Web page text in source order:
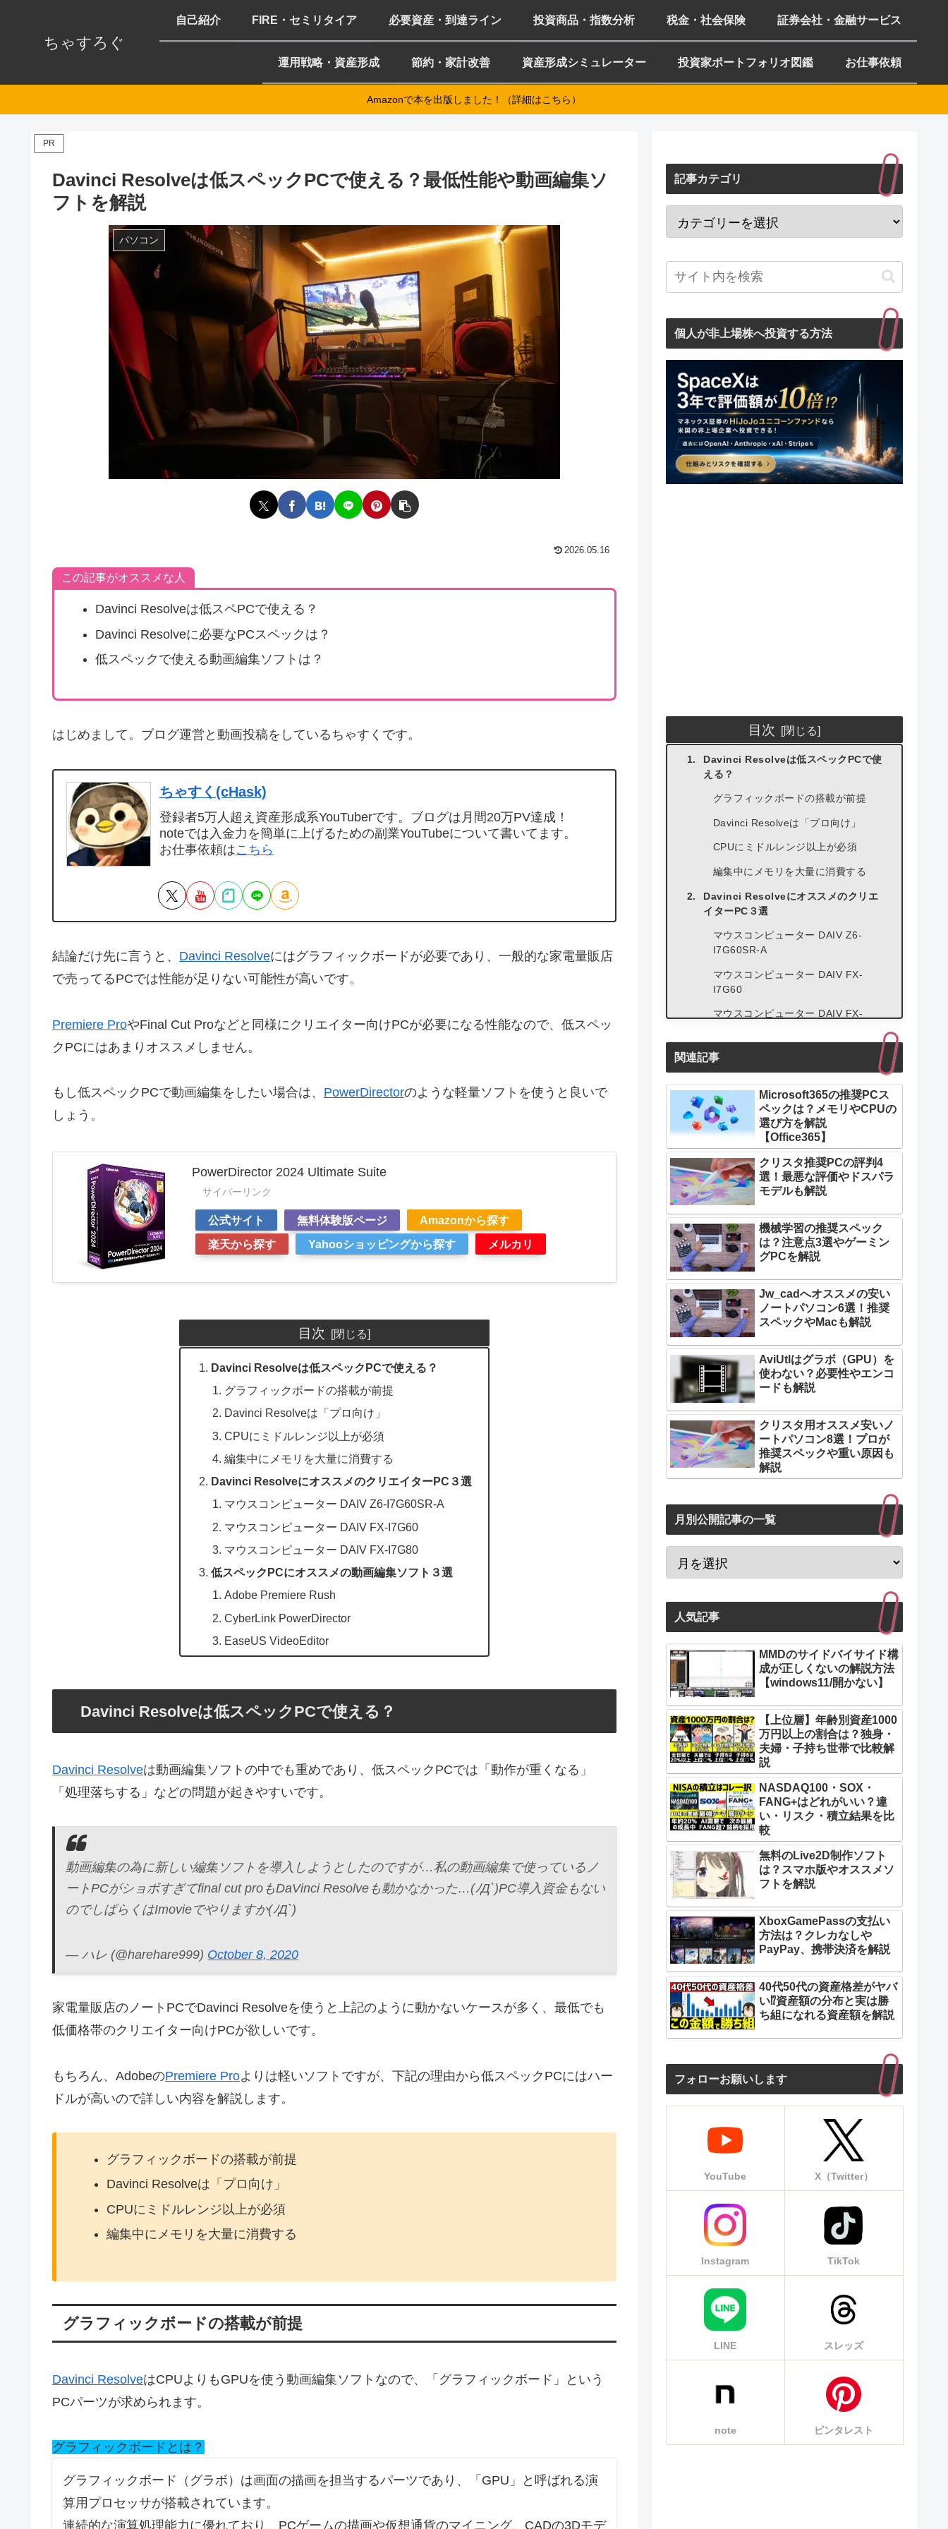
ちゃすろぐ
自己紹介 FIRE・セミリタイア 必要資産・到達ライン 投資商品・指数分析 税金・社会保険 証券会社・金融サービス
運用戦略・資産形成 節約・家計改善 資産形成シミュレーター 投資家ポートフォリオ図鑑 お仕事依頼
Amazonで本を出版しました！（詳細はこちら）
PR
Davinci Resolveは低スペックPCで使える？最低性能や動画編集ソ
フトを解説
パソコン
2026.05.16
この記事がオススメな人
Davinci Resolveは低スペPCで使える？
Davinci Resolveに必要なPCスペックは？
低スペックで使える動画編集ソフトは？
はじめまして。ブログ運営と動画投稿をしているちゃすくです。
ちゃすく(cHask)
登録者5万人超え資産形成系YouTuberです。ブログは月間20万PV達成！
noteでは入金力を簡単に上げるための副業YouTubeについて書いてます。
お仕事依頼はこちら
結論だけ先に言うと、 Davinci Resolveにはグラフィックボードが必要であり、一般的な家電量販店
で売ってるPCでは性能が足りない可能性が高いです。
Premiere ProやFinal Cut Proなどと同様にクリエイター向けPCが必要になる性能なので、低スペッ
クPCにはあまりオススメしません。
もし低スペックPCで動画編集をしたい場合は、 PowerDirectorのような軽量ソフトを使うと良いで
しょう。
PowerDirector 2024 Ultimate Suite
サイバーリンク
公式サイト 無料体験版ページ
Amazonから探す
楽天から探す
Yahooショッピングから探す メルカリ
目次
Davinci Resolveは低スペックPCで使える？
グラフィックボードの搭載が前提
Davinci Resolveは「プロ向け」
CPUにミドルレンジ以上が必須
編集中にメモリを大量に消費する
Davinci ResolveにオススメのクリエイターPC３選
マウスコンピューター DAIV Z6-I7G60SR-A
マウスコンピューター DAIV FX-I7G60
マウスコンピューター DAIV FX-I7G80
低スペックPCにオススメの動画編集ソフト３選
Adobe Premiere Rush
CyberLink PowerDirector
EaseUS VideoEditor
Davinci Resolveは低スペックPCで使える？
Davinci Resolveは動画編集ソフトの中でも重めであり、低スペックPCでは「動作が重くなる」
「処理落ちする」などの問題が起きやすいです。
動画編集の為に新しい編集ソフトを導入しようとしたのですが…私の動画編集で使っているノ
ートPCがショボすぎてfinal cut proもDaVinci Resolveも動かなかった…(ﾉД`)PC導入資金もない
のでしばらくはImovieでやりますか(ﾉД`)
— ハレ (@harehare999) October 8, 2020
家電量販店のノートPCでDavinci Resolveを使うと上記のように動かないケースが多く、最低でも
低価格帯のクリエイター向けPCが欲しいです。
もちろん、AdobeのPremiere Proよりは軽いソフトですが、下記の理由から低スペックPCにはハー
ドルが高いので詳しい内容を解説します。
グラフィックボードの搭載が前提
Davinci Resolveは「プロ向け」
CPUにミドルレンジ以上が必須
編集中にメモリを大量に消費する
グラフィックボードの搭載が前提
Davinci ResolveはCPUよりもGPUを使う動画編集ソフトなので、「グラフィックボード」という
PCパーツが求められます。
グラフィックボードとは？
グラフィックボード（グラボ）は画面の描画を担当するパーツであり、「GPU」と呼ばれる演
算用プロセッサが搭載されています。
連続的な演算処理能力に優れており、PCゲームの描画や仮想通貨のマイニング、CADの3Dモデ
記事カテゴリ
個人が非上場株へ投資する方法
目次
Davinci Resolveは低スペックPCで使
える？
グラフィックボードの搭載が前提
Davinci Resolveは「プロ向け」
CPUにミドルレンジ以上が必須
編集中にメモリを大量に消費する
Davinci Resolveにオススメのクリエ
イターPC３選
マウスコンピューター DAIV Z6-
I7G60SR-A
マウスコンピューター DAIV FX-
I7G60
マウスコンピューター DAIV FX-
低スペックPCにオススメの動画編集ソ
Adobe Premiere Rush
CyberLink PowerDirector
EaseUS VideoEditor
関連記事
Microsoft365の推奨PCス
ペックは？メモリやCPUの
選び方を解説
【Office365】
クリスタ推奨PCの評判4
選！最悪な評価やドスパラ
モデルも解説
機械学習の推奨スペック
は？注意点3選やゲーミン
グPCを解説
Jw_cadへオススメの安い
ノートパソコン6選！推奨
スペックやMacも解説
AviUtlはグラボ（GPU）を
使わない？必要性やエンコ
ードも解説
クリスタ用オススメ安いノ
ートパソコン8選！プロが
推奨スペックや重い原因も
解説
月別公開記事の一覧
人気記事
MMDのサイドバイサイド構
成が正しくないの解説方法
【windows11/開かない】
【上位層】年齢別資産1000
万円以上の割合は？独身・
夫婦・子持ち世帯で比較解
説
NASDAQ100・SOX・
FANG+はどれがいい？違
い・リスク・積立結果を比
較
無料のLive2D制作ソフト
は？スマホ版やオススメソ
フトを解説
XboxGamePassの支払い
方法は？クレカなしや
PayPay、携帯決済を解説
40代50代の資産格差がヤバ
い⁉︎資産額の分布と実は勝
ち組になれる資産額を解説
フォローお願いします
YouTube X（Twitter）
Instagram TikTok
LINE スレッズ
note ピンタレスト